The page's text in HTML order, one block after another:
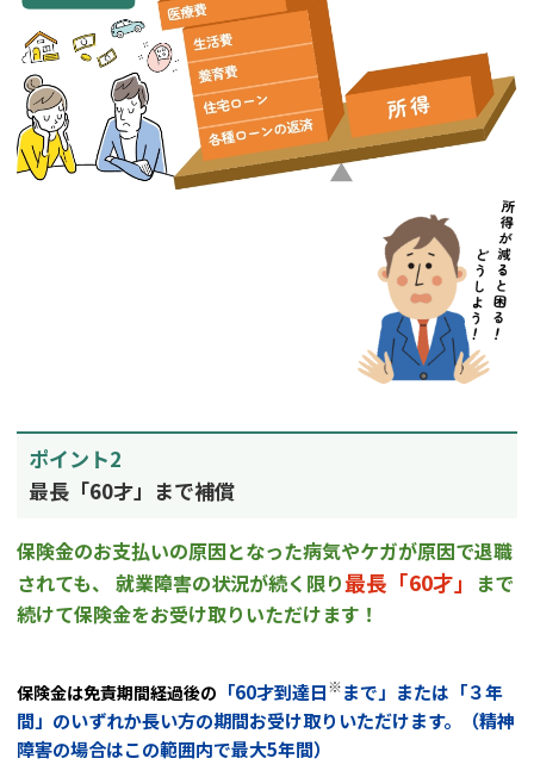
ポイント2
最長「60才」まで補償
保険金のお支払いの原因となった病気やケガが原因で退職
されても、 就業障害の状況が続く限り最長「60才」
まで
続けて保険金をお受け取りいただけます！
保険金は免責期間経過後の 「60才到達日※まで」または「３年
間」のいずれか長い方の期間お受け取りいただけます。（精神
障害の場合はこの範囲内で最大5年間）